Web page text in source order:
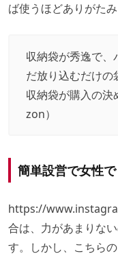
ば使うほどありがた
収納袋が秀逸で、
だ放り込むだけ
収納袋が購入の決
zon）
簡単設営で女性
https://
合は、力があまりな
す。しかし、こちら